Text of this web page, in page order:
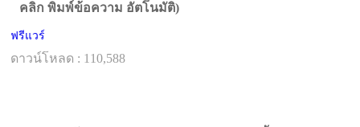
คลิก พิมพ์ข้อความ อัตโนมัติ)
ฟรีแวร์
ดาวน์โหลด : 110,588